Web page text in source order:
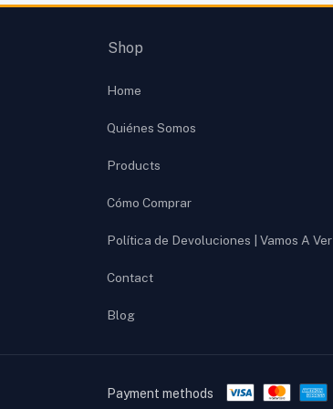
Shop
Home
Quiénes Somos
Products
Cómo Comprar
Política de Devoluciones | Vamos A Ver
Contact
Blog
Payment methods